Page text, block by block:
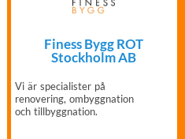
Finess Bygg ROT
Stockholm AB
Vi är specialister på
renovering, ombyggnation
och tillbyggnation.